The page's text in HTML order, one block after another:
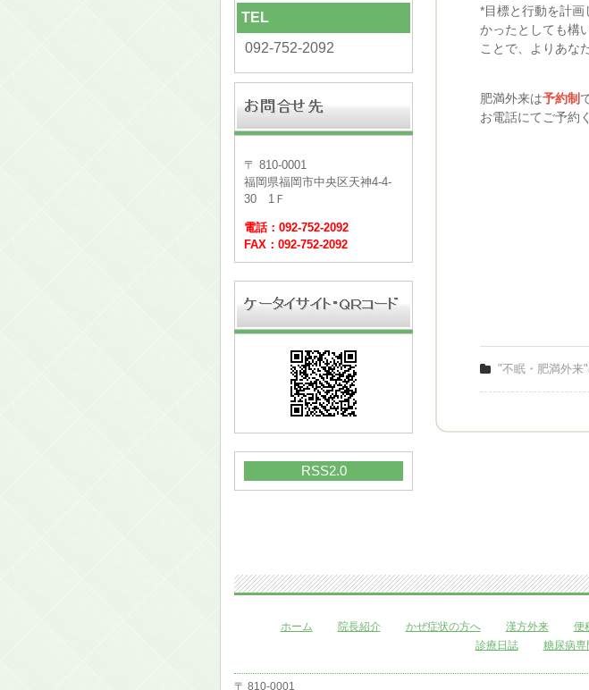
TEL
092-752-2092
〒 810-0001
福岡県福岡市中央区天神4-4-
30 1Ｆ
電話：092-752-2092
FAX：092-752-2092
RSS2.0
*目標と行動を計
かったとしても構
ことで、よりあな
肥満外来は予約制
お電話にてご予約
"不眠・肥満外来
ホーム 院長紹介 かぜ症状の方へ 漢方外来 便
診療日誌
糖尿病専
〒 810-0001